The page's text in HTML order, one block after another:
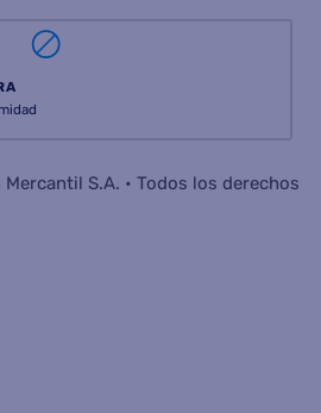
S.A. • Todos los derechos